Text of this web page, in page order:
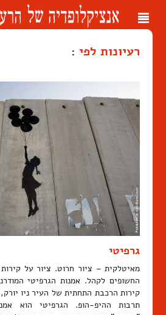
Toggle
רעיונות לפי :
גרפיטי
מאיטלקית – ציור חרוט. ציור על
החשופים לקהל. אמנות הגרפיטי
קירות הרכבת התחתית של העיר ניו
תרבות ההיפ-הופ. הגרפיטי הוא